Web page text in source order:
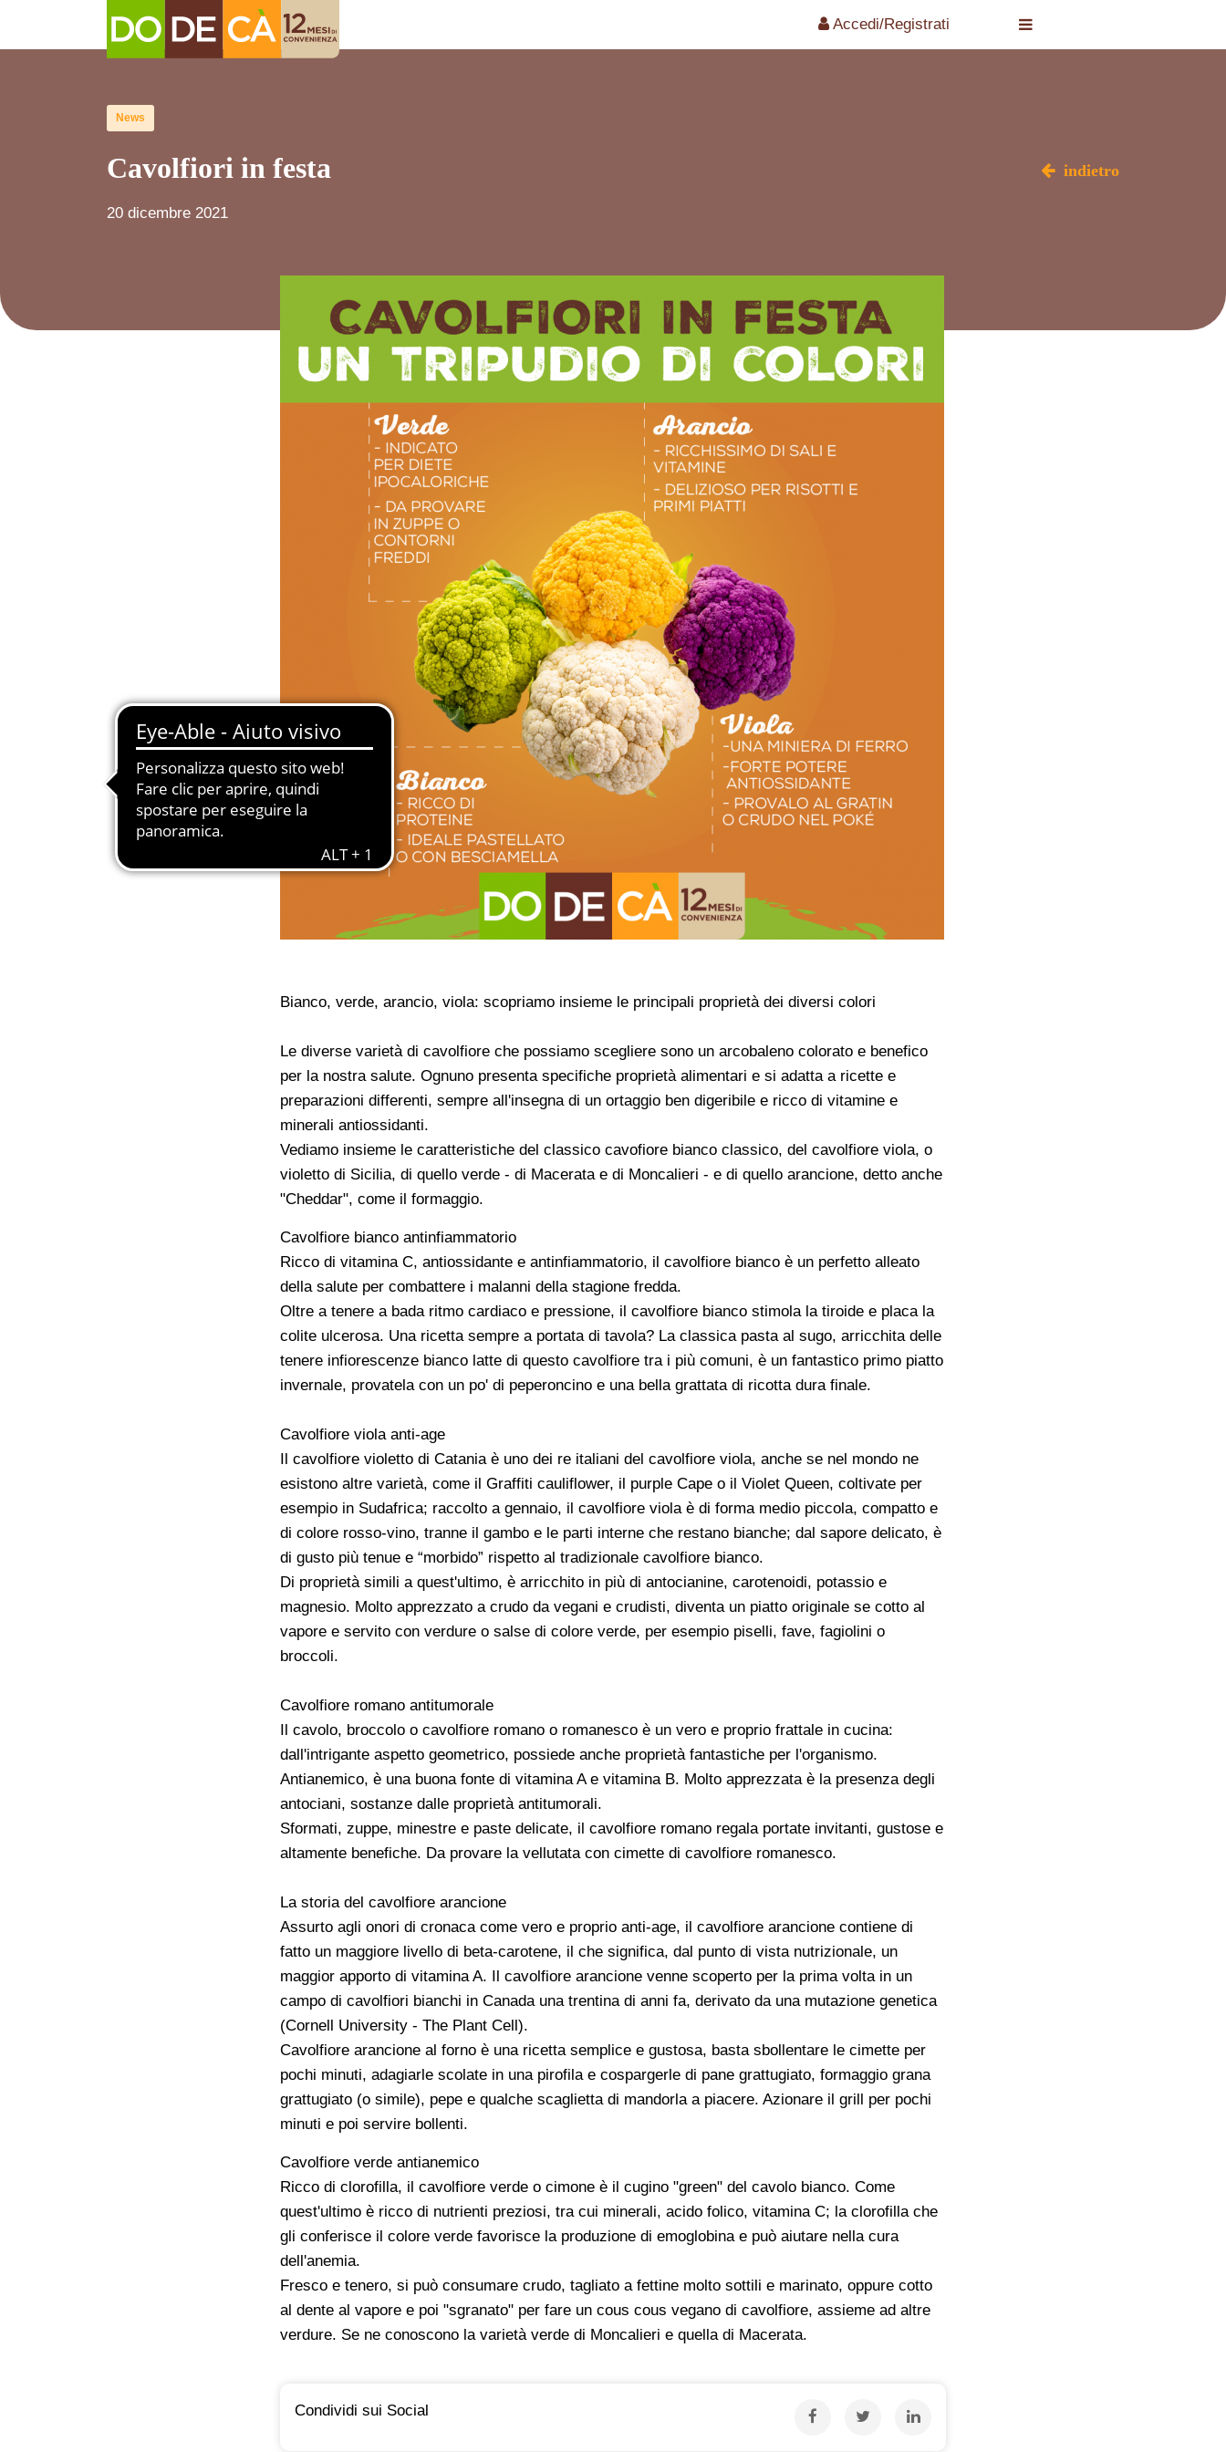
Accedi/Registrati
News
Cavolfiori in festa
20 dicembre 2021
indietro
Bianco, verde, arancio, viola: scopriamo insieme le principali proprietà dei diversi colori
Le diverse varietà di cavolfiore che possiamo scegliere sono un arcobaleno colorato e benefico
per la nostra salute. Ognuno presenta specifiche proprietà alimentari e si adatta a ricette e
preparazioni differenti, sempre all'insegna di un ortaggio ben digeribile e ricco di vitamine e
minerali antiossidanti.
Vediamo insieme le caratteristiche del classico cavofiore bianco classico, del cavolfiore viola, o
violetto di Sicilia, di quello verde - di Macerata e di Moncalieri - e di quello arancione, detto anche
"Cheddar", come il formaggio.
Cavolfiore bianco antinfiammatorio
Ricco di vitamina C, antiossidante e antinfiammatorio, il cavolfiore bianco è un perfetto alleato
della salute per combattere i malanni della stagione fredda.
Oltre a tenere a bada ritmo cardiaco e pressione, il cavolfiore bianco stimola la tiroide e placa la
colite ulcerosa. Una ricetta sempre a portata di tavola? La classica pasta al sugo, arricchita delle
tenere infiorescenze bianco latte di questo cavolfiore tra i più comuni, è un fantastico primo piatto
invernale, provatela con un po' di peperoncino e una bella grattata di ricotta dura finale.
Cavolfiore viola anti-age
Il cavolfiore violetto di Catania è uno dei re italiani del cavolfiore viola, anche se nel mondo ne
esistono altre varietà, come il Graffiti cauliflower, il purple Cape o il Violet Queen, coltivate per
esempio in Sudafrica; raccolto a gennaio, il cavolfiore viola è di forma medio piccola, compatto e
di colore rosso-vino, tranne il gambo e le parti interne che restano bianche; dal sapore delicato, è
di gusto più tenue e “morbido” rispetto al tradizionale cavolfiore bianco.
Di proprietà simili a quest'ultimo, è arricchito in più di antocianine, carotenoidi, potassio e
magnesio. Molto apprezzato a crudo da vegani e crudisti, diventa un piatto originale se cotto al
vapore e servito con verdure o salse di colore verde, per esempio piselli, fave, fagiolini o
broccoli.
Cavolfiore romano antitumorale
Il cavolo, broccolo o cavolfiore romano o romanesco è un vero e proprio frattale in cucina:
dall'intrigante aspetto geometrico, possiede anche proprietà fantastiche per l'organismo.
Antianemico, è una buona fonte di vitamina A e vitamina B. Molto apprezzata è la presenza degli
antociani, sostanze dalle proprietà antitumorali.
Sformati, zuppe, minestre e paste delicate, il cavolfiore romano regala portate invitanti, gustose e
altamente benefiche. Da provare la vellutata con cimette di cavolfiore romanesco.
La storia del cavolfiore arancione
Assurto agli onori di cronaca come vero e proprio anti-age, il cavolfiore arancione contiene di
fatto un maggiore livello di beta-carotene, il che significa, dal punto di vista nutrizionale, un
maggior apporto di vitamina A. Il cavolfiore arancione venne scoperto per la prima volta in un
campo di cavolfiori bianchi in Canada una trentina di anni fa, derivato da una mutazione genetica
(Cornell University - The Plant Cell).
Cavolfiore arancione al forno è una ricetta semplice e gustosa, basta sbollentare le cimette per
pochi minuti, adagiarle scolate in una pirofila e cospargerle di pane grattugiato, formaggio grana
grattugiato (o simile), pepe e qualche scaglietta di mandorla a piacere. Azionare il grill per pochi
minuti e poi servire bollenti.
Cavolfiore verde antianemico
Ricco di clorofilla, il cavolfiore verde o cimone è il cugino "green" del cavolo bianco. Come
quest'ultimo è ricco di nutrienti preziosi, tra cui minerali, acido folico, vitamina C; la clorofilla che
gli conferisce il colore verde favorisce la produzione di emoglobina e può aiutare nella cura
dell'anemia.
Fresco e tenero, si può consumare crudo, tagliato a fettine molto sottili e marinato, oppure cotto
al dente al vapore e poi "sgranato" per fare un cous cous vegano di cavolfiore, assieme ad altre
verdure. Se ne conoscono la varietà verde di Moncalieri e quella di Macerata.
Condividi sui Social